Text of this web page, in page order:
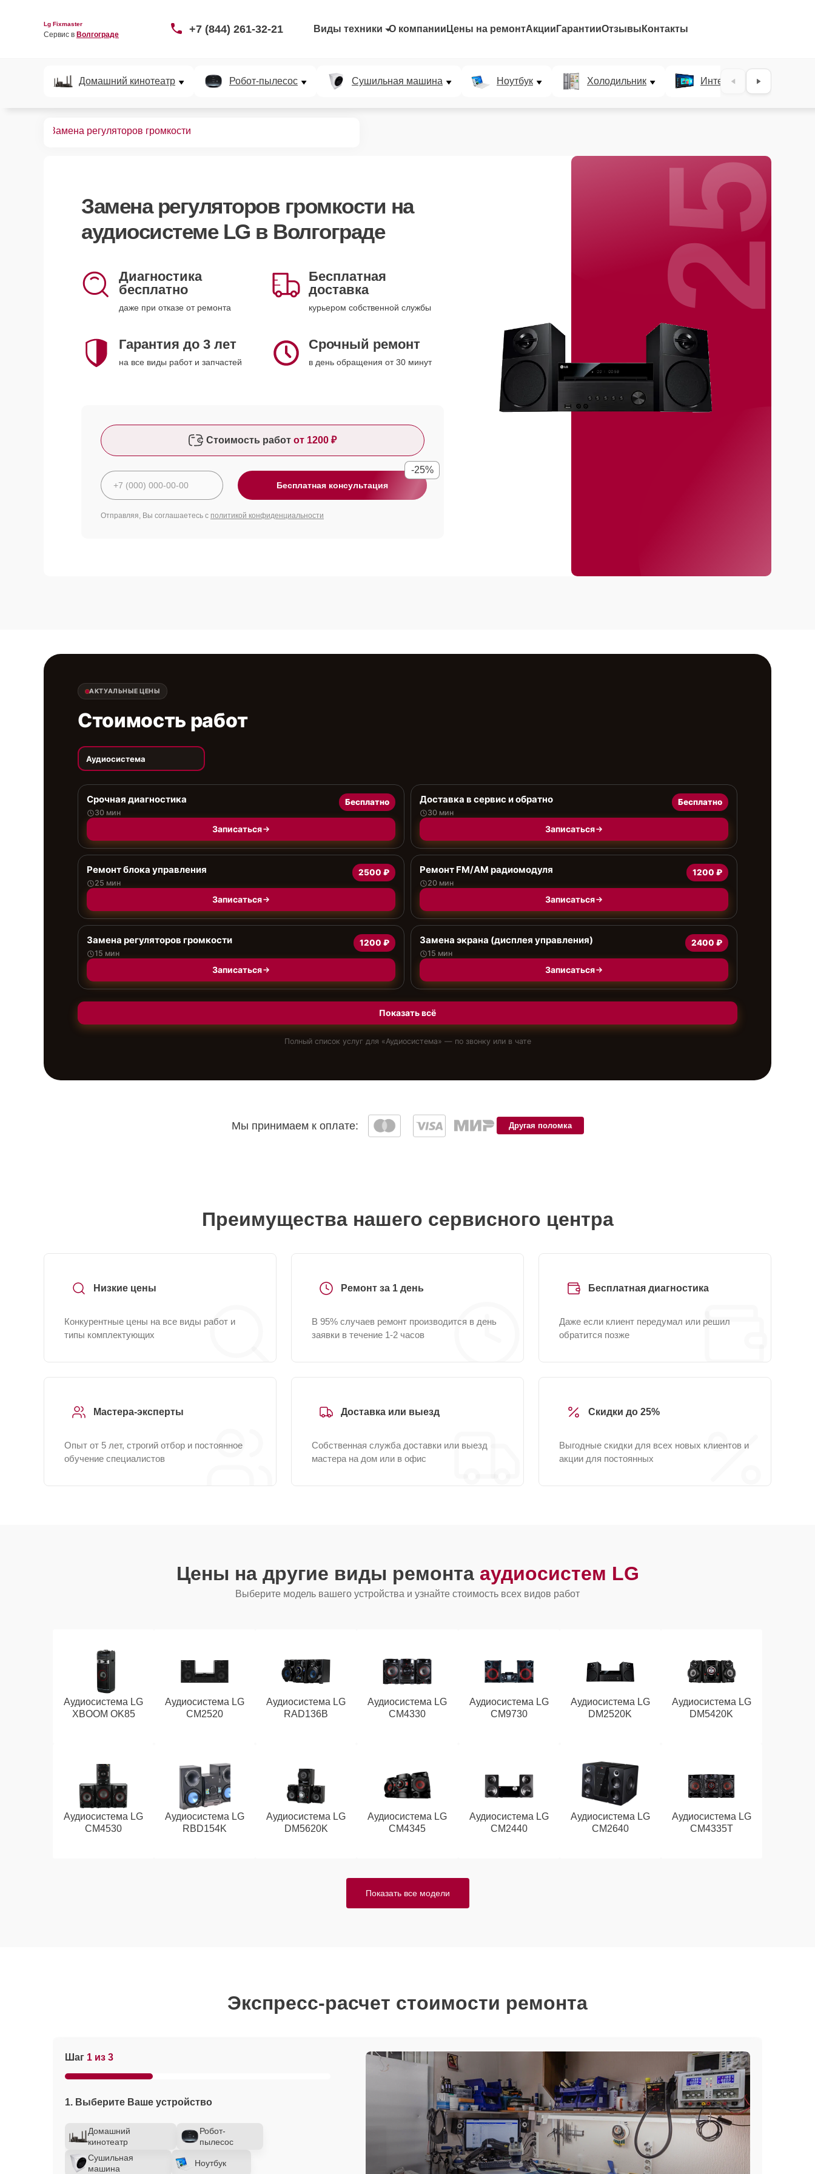
Lg Fixmaster
Сервис в Волгограде +7 (844) 261-32-21 Виды техники О компании Цены на ремонтАкции ГарантииОтзывы Контакты
Домашний кинотеатр Робот-пылесос Сушильная машина Ноутбук Холодильник Интерактивные панели
Замена регуляторов громкости
Замена регуляторов громкости на
аудиосистеме LG в Волгограде
Диагностика
бесплатно
даже при отказе от ремонта
Бесплатная
доставка
курьером собственной службы
Гарантия до 3 лет
на все виды работ и запчастей
Срочный ремонт
в день обращения от 30 минут
Стоимость работ от 1200 ₽
Бесплатная консультация
-25%
Отправляя, Вы соглашаетесь с политикой конфиденциальности
25%
АКТУАЛЬНЫЕ ЦЕНЫ
Стоимость работ
Аудиосистема
Срочная диагностика
30 мин
Бесплатно
Записаться
Доставка в сервис и обратно
30 мин
Бесплатно
Записаться
Ремонт блока управления
25 мин
2500 ₽
Записаться
Ремонт FM/AM радиомодуля
20 мин
1200 ₽
Записаться
Замена регуляторов громкости
15 мин
1200 ₽
Записаться
Замена экрана (дисплея управления)
15 мин
2400 ₽
Записаться
Показать всё
Полный список услуг для «Аудиосистема» — по звонку или в чате
Мы принимаем к оплате: Другая поломка
Преимущества нашего сервисного центра
Низкие цены
Конкурентные цены на все виды работ и
типы комплектующих
Ремонт за 1 день
В 95% случаев ремонт производится в день
заявки в течение 1-2 часов
Бесплатная диагностика
Даже если клиент передумал или решил
обратится позже
Мастера-эксперты
Опыт от 5 лет, строгий отбор и постоянное
обучение специалистов
Доставка или выезд
Собственная служба доставки или выезд
мастера на дом или в офис
Скидки до 25%
Выгодные скидки для всех новых клиентов и
акции для постоянных
Цены на другие виды ремонта аудиосистем LG
Выберите модель вашего устройства и узнайте стоимость всех видов работ
Аудиосистема LG
XBOOM OK85
Аудиосистема LG
CM2520
Аудиосистема LG
RAD136B
Аудиосистема LG
CM4330
Аудиосистема LG
CM9730
Аудиосистема LG
DM2520K
Аудиосистема LG
DM5420K
Аудиосистема LG
CM4530
Аудиосистема LG
RBD154K
Аудиосистема LG
DM5620K
Аудиосистема LG
CM4345
Аудиосистема LG
CM2440
Аудиосистема LG
CM2640
Аудиосистема LG
CM4335T
Показать все модели
Экспресс-расчет стоимости ремонта
Шаг 1 из 3
1. Выберите Ваше устройство
Домашний
кинотеатр
Робот-
пылесос
Сушильная
машина
Ноутбук